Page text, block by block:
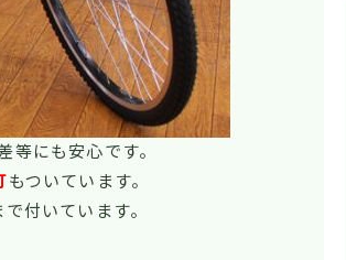
等にも安心です。
もついています。
で付いています。